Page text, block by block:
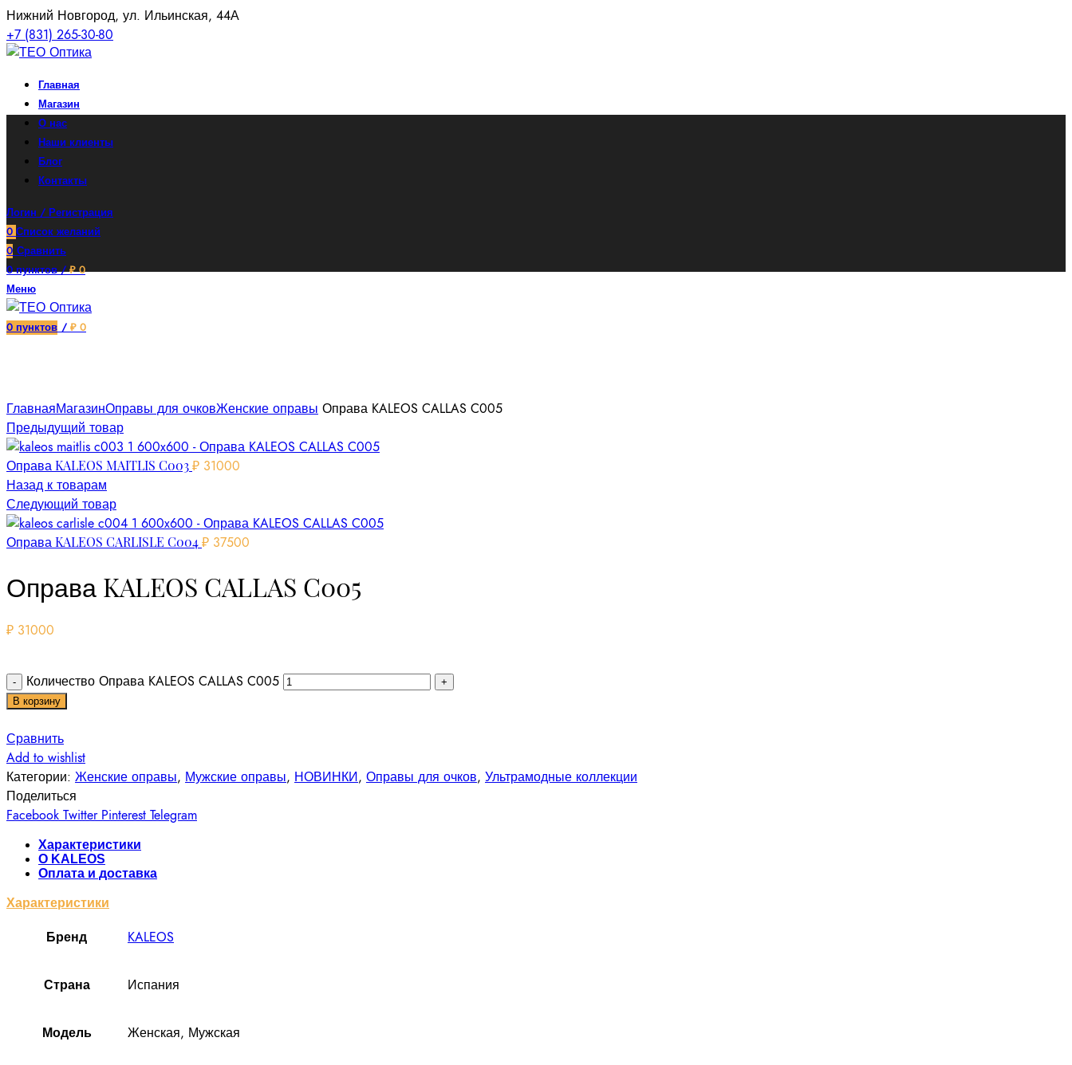
Нижний Новгород, ул. Ильинская, 44А
+7 (831) 265-30-80
Главная
Магазин
О нас
Наши клиенты
Блог
Контакты
Логин / Регистрация
0 Список желаний
0 Сравнить
0пунктов / ₽0
Меню
0 пунктов / ₽ 0
ГлавнаяМагазинОправы для очковЖенские оправы Оправа KALEOS CALLAS C005
Предыдущий товар
Оправа KALEOS MAITLIS C003₽ 31000
Назад к товарам
Следующий товар
Оправа KALEOS CARLISLE C004₽ 37500
Оправа KALEOS CALLAS C005
₽ 31000
Количество Оправа KALEOS CALLAS C005
В корзину
Сравнить
Add to wishlist
Категории: Женские оправы, Мужские оправы, НОВИНКИ, Оправы для очков, Ультрамодные коллекции
Поделиться
Facebook Twitter Pinterest Telegram
Характеристики
О KALEOS
Оплата и доставка
Характеристики
Бренд KALEOS
Cтрана Испания
Модель Женская, Мужская